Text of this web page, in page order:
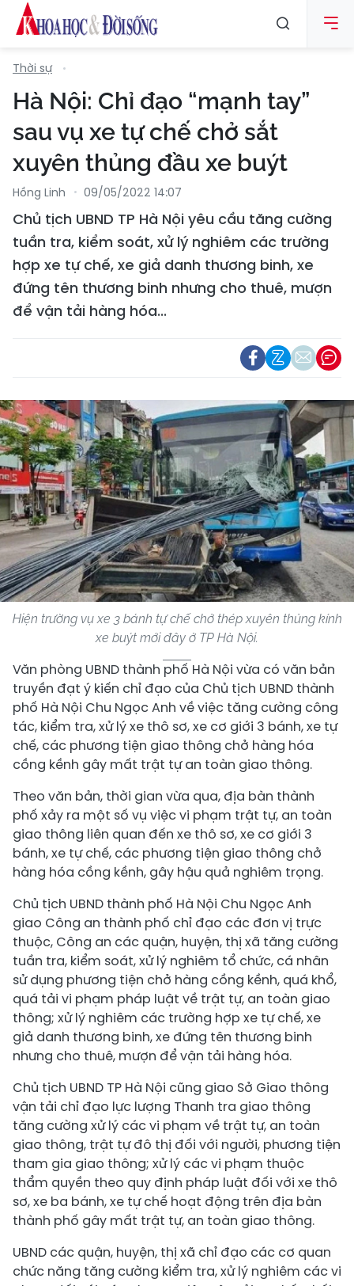
Thời sự
Hà Nội: Chỉ đạo “mạnh tay”
sau vụ xe tự chế chở sắt
xuyên thủng đầu xe buýt
Hồng Linh 09/05/2022 14:07
Chủ tịch UBND TP Hà Nội yêu cầu tăng cường
tuần tra, kiểm soát, xử lý nghiêm các trường
hợp xe tự chế, xe giả danh thương binh, xe
đứng tên thương binh nhưng cho thuê, mượn
để vận tải hàng hóa...
Hiện trường vụ xe 3 bánh tự chế chở thép xuyên thủng kính
xe buýt mới đây ở TP Hà Nội.
Văn phòng UBND thành phố Hà Nội vừa có văn bản
truyền đạt ý kiến chỉ đạo của Chủ tịch UBND thành
phố Hà Nội Chu Ngọc Anh về việc tăng cường công
tác, kiểm tra, xử lý xe thô sơ, xe cơ giới 3 bánh, xe tự
chế, các phương tiện giao thông chở hàng hóa
cồng kềnh gây mất trật tự an toàn giao thông.
Theo văn bản, thời gian vừa qua, địa bàn thành
phố xảy ra một số vụ việc vi phạm trật tự, an toàn
giao thông liên quan đến xe thô sơ, xe cơ giới 3
bánh, xe tự chế, các phương tiện giao thông chở
hàng hóa cồng kềnh, gây hậu quả nghiêm trọng.
Chủ tịch UBND thành phố Hà Nội Chu Ngọc Anh
giao Công an thành phố chỉ đạo các đơn vị trực
thuộc, Công an các quận, huyện, thị xã tăng cường
tuần tra, kiểm soát, xử lý nghiêm tổ chức, cá nhân
sử dụng phương tiện chở hàng cồng kềnh, quá khổ,
quá tải vi phạm pháp luật về trật tự, an toàn giao
thông; xử lý nghiêm các trường hợp xe tự chế, xe
giả danh thương binh, xe đứng tên thương binh
nhưng cho thuê, mượn để vận tải hàng hóa.
Chủ tịch UBND TP Hà Nội cũng giao Sở Giao thông
vận tải chỉ đạo lực lượng Thanh tra giao thông
tăng cường xử lý các vi phạm về trật tự, an toàn
giao thông, trật tự đô thị đối với người, phương tiện
tham gia giao thông; xử lý các vi phạm thuộc
thẩm quyền theo quy định pháp luật đối với xe thô
sơ, xe ba bánh, xe tự chế hoạt động trên địa bàn
thành phố gây mất trật tự, an toàn giao thông.
UBND các quận, huyện, thị xã chỉ đạo các cơ quan
chức năng tăng cường kiểm tra, xử lý nghiêm các vi